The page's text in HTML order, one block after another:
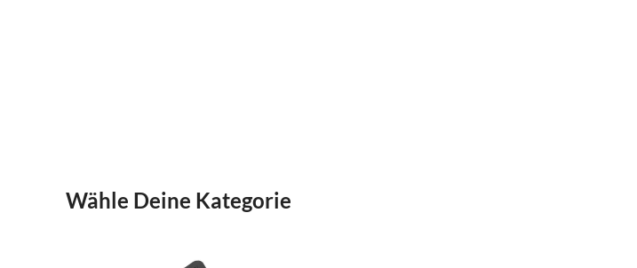
Wähle Deine Kategorie